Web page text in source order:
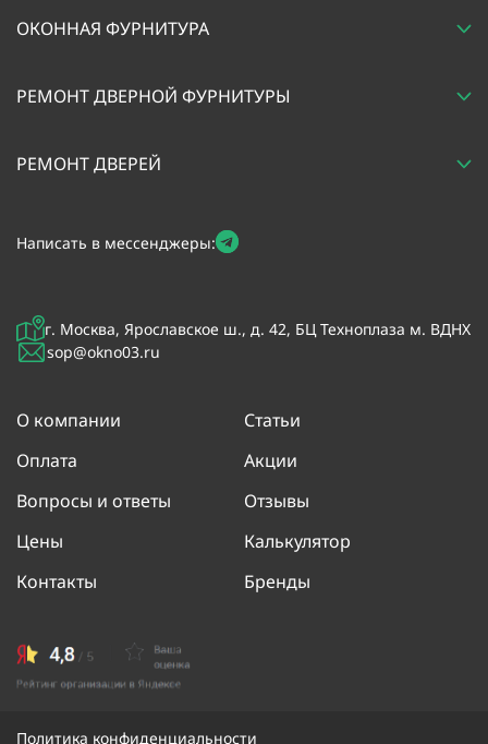
г. Москва, Ярославское ш., д. 42, БЦ Техноплаза м. ВДНХ
sop@okno03.ru
О компании
Статьи
Оплата
Акции
Вопросы и ответы
Отзывы
Цены
Калькулятор
Контакты
Бренды
Написать в мессенджеры:
ОКОННАЯ ФУРНИТУРА
РЕМОНТ ДВЕРНОЙ ФУРНИТУРЫ
РЕМОНТ ДВЕРЕЙ
Политика конфиденциальности